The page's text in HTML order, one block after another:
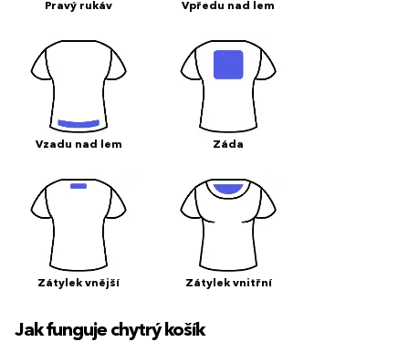
Pravý rukáv Vpředu nad lem
Vzadu nad lem Záda
Zátylek vnější Zátylek vnitřní
Jak funguje chytrý košík